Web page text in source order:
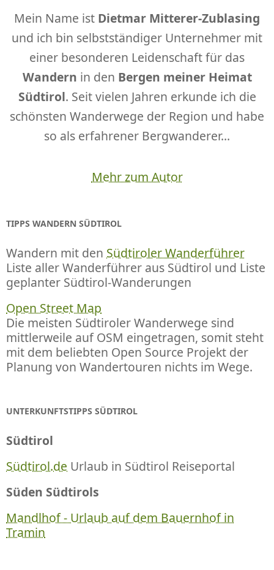
Mein Name ist Dietmar Mitterer-Zublasing
und ich bin selbstständiger Unternehmer mit
einer besonderen Leidenschaft für das
Wandern in den Bergen meiner Heimat
Südtirol. Seit vielen Jahren erkunde ich die
schönsten Wanderwege der Region und habe
so als erfahrener Bergwanderer...
Mehr zum Autor
TIPPS WANDERN SÜDTIROL
Wandern mit den Südtiroler Wanderführer
Liste aller Wanderführer aus Südtirol und Liste
geplanter Südtirol-Wanderungen
Open Street Map
Die meisten Südtiroler Wanderwege sind
mittlerweile auf OSM eingetragen, somit steht
mit dem beliebten Open Source Projekt der
Planung von Wandertouren nichts im Wege.
UNTERKUNFTSTIPPS SÜDTIROL
Südtirol
Südtirol.de Urlaub in Südtirol Reiseportal
Süden Südtirols
Mandlhof - Urlaub auf dem Bauernhof in
Tramin